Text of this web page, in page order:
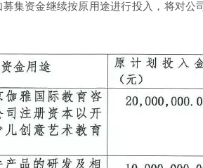
集资金继续按原用途进行投入，将对